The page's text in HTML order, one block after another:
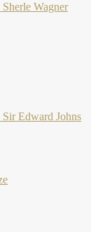
Sherle Wagner
Sir Edward Johns